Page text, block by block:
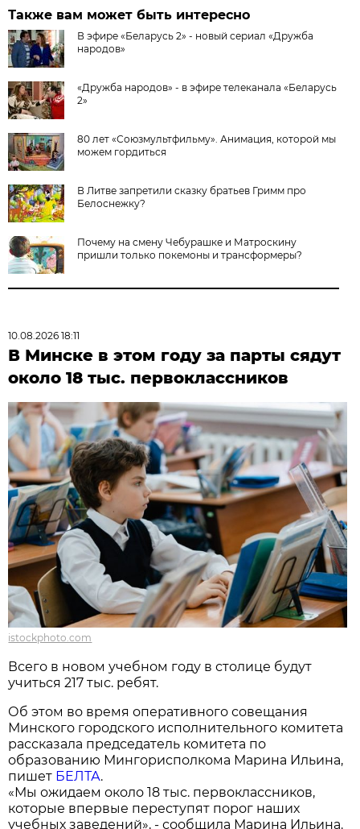
Также вам может быть интересно
В эфире «Беларусь 2» - новый сериал «Дружба
народов»
«Дружба народов» - в эфире телеканала «Беларусь
2»
80 лет «Союзмультфильму». Анимация, которой мы
можем гордиться
В Литве запретили сказку братьев Гримм про
Белоснежку?
Почему на смену Чебурашке и Матроскину
пришли только покемоны и трансформеры?
10.08.2026 18:11
В Минске в этом году за парты сядут
около 18 тыс. первоклассников
istockphoto.com
Всего в новом учебном году в столице будут
учиться 217 тыс. ребят.
Об этом во время оперативного совещания
Минского городского исполнительного комитета
рассказала председатель комитета по
образованию Мингорисполкома Марина Ильина,
пишет БЕЛТА.
«Мы ожидаем около 18 тыс. первоклассников,
которые впервые переступят порог наших
учебных заведений», - сообщила Марина Ильина.